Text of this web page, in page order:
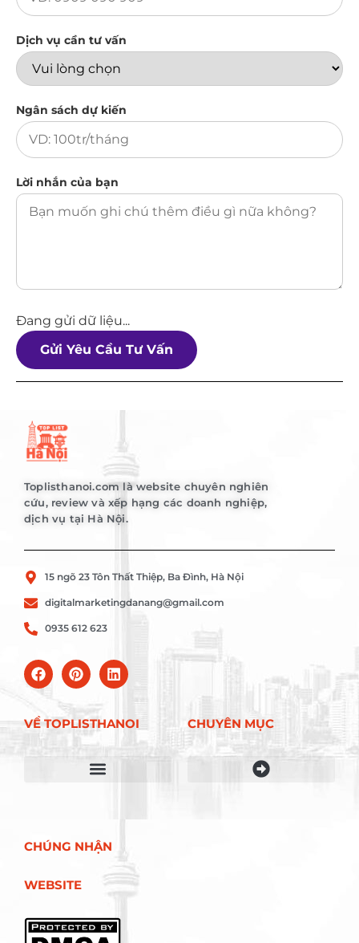
Dịch vụ cần tư vấn
Ngân sách dự kiến
Lời nhắn của bạn
Đang gửi dữ liệu...
Gửi Yêu Cầu Tư Vấn
Toplisthanoi.com là website chuyên nghiên
cứu, review và xếp hạng các doanh nghiệp,
dịch vụ tại Hà Nội.
15 ngõ 23 Tôn Thất Thiệp, Ba Đình, Hà Nội
digitalmarketingdanang@gmail.com
0935 612 623
VỀ TOPLISTHANOI
CHÚNG NHẬN
WEBSITE
CHUYÊN MỤC